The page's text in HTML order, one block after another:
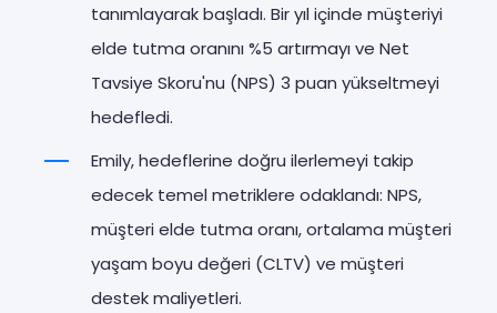
tanımlayarak başladı. Bir yıl içinde müşteriyi
elde tutma oranını %5 artırmayı ve Net
Tavsiye Skoru'nu (NPS) 3 puan yükseltmeyi
hedefledi.
Emily, hedeflerine doğru ilerlemeyi takip
edecek temel metriklere odaklandı: NPS,
müşteri elde tutma oranı, ortalama müşteri
yaşam boyu değeri (CLTV) ve müşteri
destek maliyetleri.